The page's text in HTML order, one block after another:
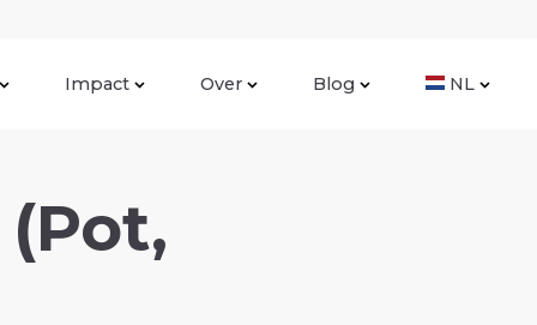
Impact Over Blog NL